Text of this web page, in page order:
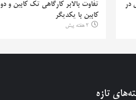
در
تفاوت بالابر کارگاهی تک کابین و دو
کابین با یکدیگر
2 هفته پیش
تازه